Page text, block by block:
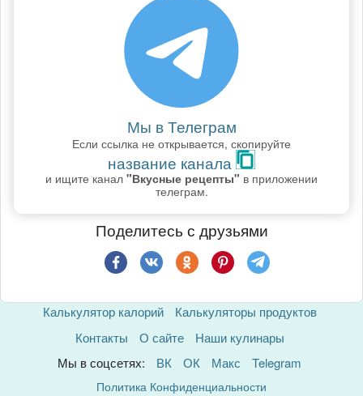
Мы в Телеграм
Если ссылка не открывается, скопируйте
название канала
и ищите канал "Вкусные рецепты" в приложении
телеграм.
Поделитесь с друзьями
Калькулятор калорий
Калькуляторы продуктов
Контакты
О сайте
Наши кулинары
Мы в соцсетях:
ВК ОК Макс Telegram
Политика Конфиденциальности